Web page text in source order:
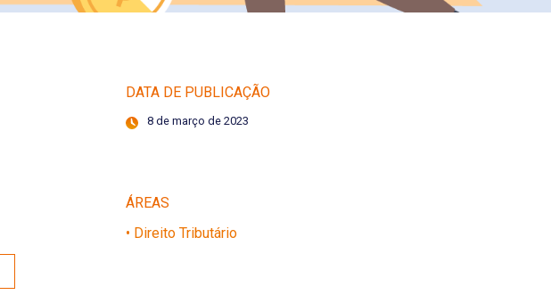
DATA DE PUBLICAÇÃO
8 de março de 2023
ÁREAS
• Direito Tributário